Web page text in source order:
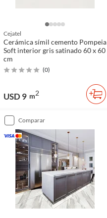
Cejatel
Cerámica símil cemento Pompeia
Soft interior gris satinado 60 x 60
cm
(0)
USD 9 m2
comparar